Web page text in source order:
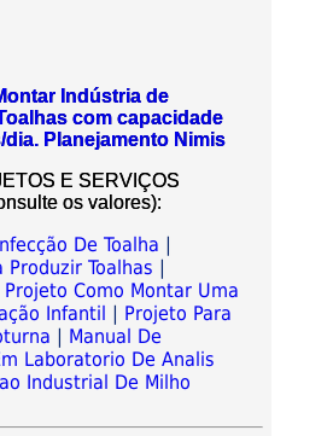
Indústria de
com capacidade
dia. Planejamento Nimis
E SERVIÇOS
os valores):
De Toalha
Produzir Toalhas
Projeto Como Montar Uma
Infantil
Projeto Para
Manual De
Laboratorio De Analis
Industrial De Milho